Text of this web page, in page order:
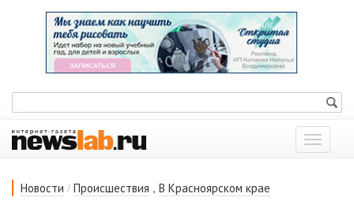
Показать
меню
Новости / Происшествия , В Красноярском крае